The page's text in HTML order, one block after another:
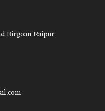
Birgoan Raipur